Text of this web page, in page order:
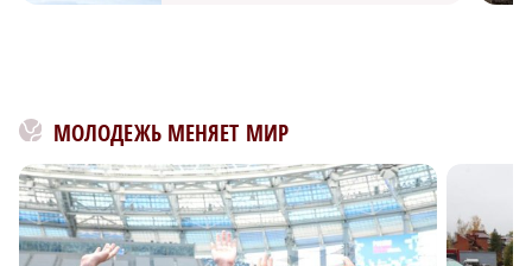
МОЛОДЕЖЬ МЕНЯЕТ МИР